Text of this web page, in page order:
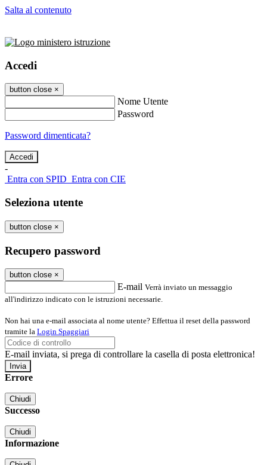
Salta al contenuto
Accedi
button close ×
Nome Utente
Password
Password dimenticata?
-
Entra con SPID Entra con CIE
Seleziona utente
button close ×
Recupero password
button close ×
E-mail Verrà inviato un messaggio
all'indirizzo indicato con le istruzioni necessarie.
Non hai una e-mail associata al nome utente? Effettua il reset della password
tramite la Login Spaggiari
E-mail inviata, si prega di controllare la casella di posta elettronica!
Errore
Chiudi
Successo
Chiudi
Informazione